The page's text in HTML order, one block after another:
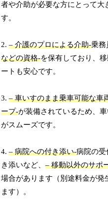
者や介助が必要な方にとって大
す。
2.– 介護のプロによる介助-乗務
などの資格-を保有しており、
ートも安心です。
3.– 車いすのまま乗車可能な車
ープ-が装備されているため、
がスムーズです。
4.– 病院への付き添い-病院の受
き添いなど、– 移動以外のサポ
場合があります（別途料金が発
ます）。